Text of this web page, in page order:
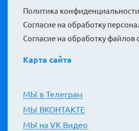
Политика конфиденциальности
Согласие на обработку
Согласие на обработку файлов
Карта сайта
МЫ в Телеграм
МЫ ВКОНТАКТЕ
МЫ на VK Видео